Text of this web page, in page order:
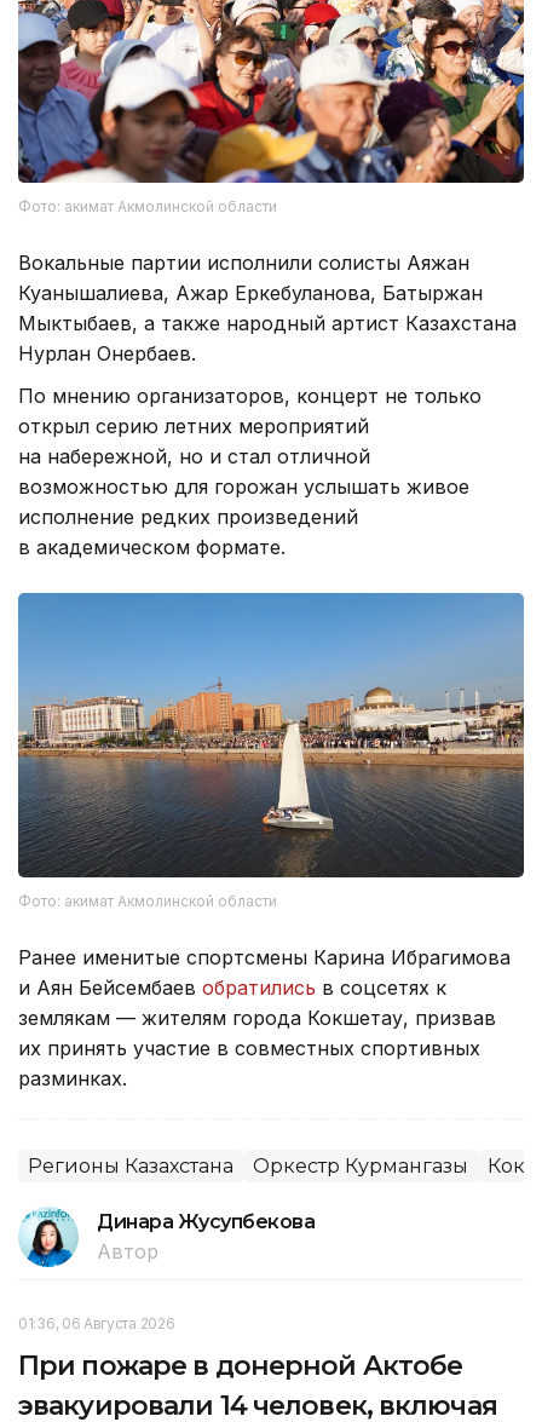
Фото: акимат Акмолинской области
Вокальные партии исполнили солисты Аяжан
Куанышалиева, Ажар Еркебуланова, Батыржан
Мыктыбаев, а также народный артист Казахстана
Нурлан Онербаев.
По мнению организаторов, концерт не только
открыл серию летних мероприятий
на набережной, но и стал отличной
возможностью для горожан услышать живое
исполнение редких произведений
в академическом формате.
Фото: акимат Акмолинской области
Ранее именитые спортсмены Карина Ибрагимова
и Аян Бейсембаев обратились в соцсетях к
землякам — жителям города Кокшетау, призвав
их принять участие в совместных спортивных
разминках.
Регионы Казахстана Оркестр Курмангазы
Динара Жусупбекова
Автор
01:36, 06 Августа 2026
При пожаре в донерной Актобе
эвакуировали 14 человек, включая